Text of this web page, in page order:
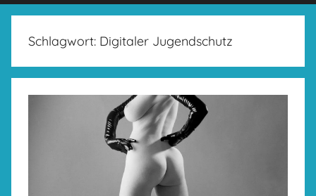
Schlagwort: Digitaler Jugendschutz